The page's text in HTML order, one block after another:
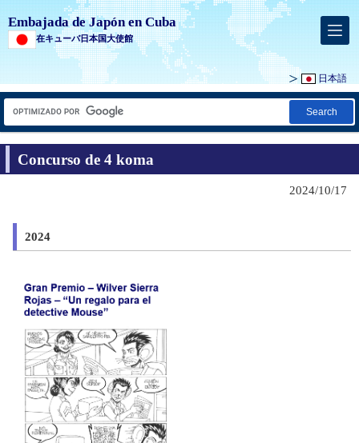
Embajada de Japón en Cuba
在キューバ日本国大使館
日本語
Search
Concurso de 4 koma
2024/10/17
2024